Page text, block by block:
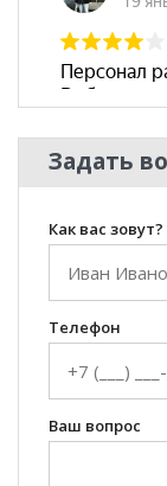
Задать
Как вас зовут?
Телефон
Ваш вопрос